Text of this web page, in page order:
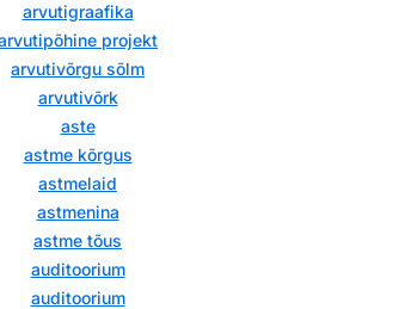
arvutigraafika
projekt
arvutivõrgu sõlm
arvutivõrk
aste
astme kõrgus
astmelaid
astmenina
astme tõus
auditoorium
auditoorium